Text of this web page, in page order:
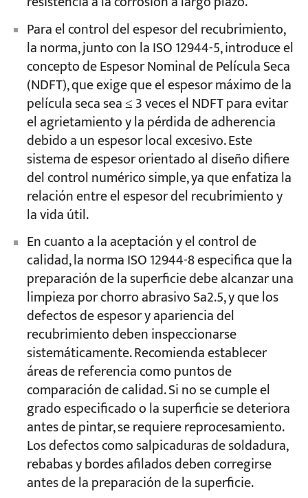
Para el control del espesor del recubrimiento,
la norma, junto con la ISO 12944-5, introduce el
concepto de Espesor Nominal de Película Seca
(NDFT), que exige que el espesor máximo de la
película seca sea ≤ 3 veces el NDFT para evitar
el agrietamiento y la pérdida de adherencia
debido a un espesor local excesivo. Este
sistema de espesor orientado al diseño difiere
del control numérico simple, ya que enfatiza la
relación entre el espesor del recubrimiento y
la vida útil.
En cuanto a la aceptación y el control de
calidad, la norma ISO 12944-8 especifica que la
preparación de la superficie debe alcanzar una
limpieza por chorro abrasivo Sa2.5, y que los
defectos de espesor y apariencia del
recubrimiento deben inspeccionarse
sistemáticamente. Recomienda establecer
áreas de referencia como puntos de
comparación de calidad. Si no se cumple el
grado especificado o la superficie se deteriora
antes de pintar, se requiere reprocesamiento.
Los defectos como salpicaduras de soldadura,
rebabas y bordes afilados deben corregirse
antes de la preparación de la superficie.